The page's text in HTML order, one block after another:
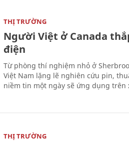
THỊ TRƯỜNG
Người Việt ở Canada
điện
Từ phòng thí nghiệm nhỏ ở
Việt Nam lặng lẽ nghiên cứu pin,
niềm tin một ngày sẽ ứng dụng trên
THỊ TRƯỜNG